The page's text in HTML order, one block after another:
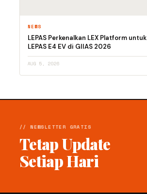
NEWS
LEPAS Perkenalkan LEX Platform untuk
LEPAS E4 EV di GIIAS 2026
AUG 5, 2026
// NEWSLETTER GRATIS
Tetap Update
Setiap Hari